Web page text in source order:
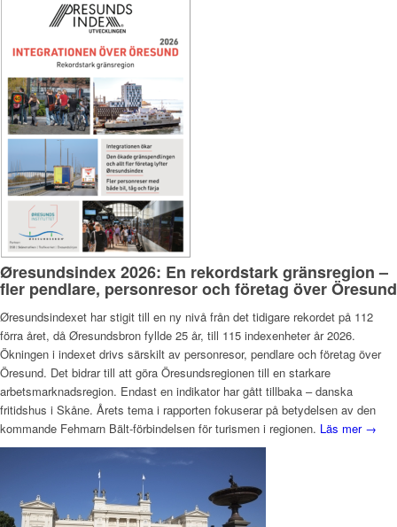
Øresundsindex 2026: En rekordstark gränsregion –
fler pendlare, personresor och företag över Öresund
Øresundsindexet har stigit till en ny nivå från det tidigare rekordet på 112
förra året, då Øresundsbron fyllde 25 år, till 115 indexenheter år 2026.
Ökningen i indexet drivs särskilt av personresor, pendlare och företag över
Öresund. Det bidrar till att göra Öresundsregionen till en starkare
arbetsmarknadsregion. Endast en indikator har gått tillbaka – danska
fritidshus i Skåne. Årets tema i rapporten fokuserar på betydelsen av den
kommande Fehmarn Bält-förbindelsen för turismen i regionen. Läs mer →